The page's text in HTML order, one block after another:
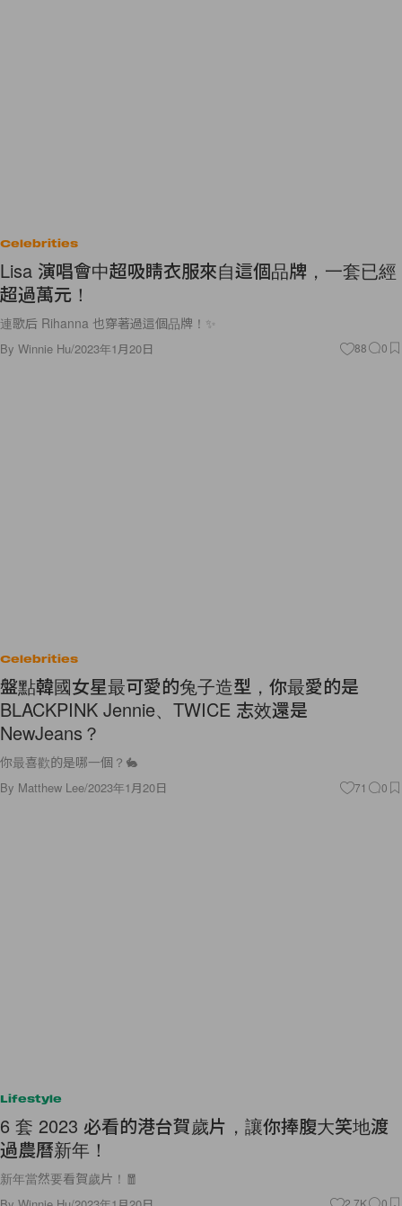
Celebrities
Lisa 演唱會中超吸睛衣服來自這個品牌，一套已經
超過萬元！
連歌后 Rihanna 也穿著過這個品牌！✨
By Winnie Hu/2023年1月20日 88 0
Celebrities
盤點韓國女星最可愛的兔子造型，你最愛的是
BLACKPINK Jennie、TWICE 志效還是
NewJeans？
你最喜歡的是哪一個？🐇
By Matthew Lee/2023年1月20日 71 0
Lifestyle
6 套 2023 必看的港台賀歲片，讓你捧腹大笑地渡
過農曆新年！
新年當然要看賀歲片！🧧